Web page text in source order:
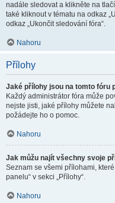
nadále sledovat a klikněte na
také kliknout v tématu na odkaz
odkaz „Ukončit sledování fóra“.
Nahoru
Přílohy
Jaké přílohy jsou na tomto fóru
Každý administrátor fóra může
nejste jisti, jaké přílohy můžete
požádejte ho o pomoc.
Nahoru
Jak můžu najít všechny svoje
Seznam se všemi přílohami,
panelu“ v sekci „Přílohy“.
Nahoru